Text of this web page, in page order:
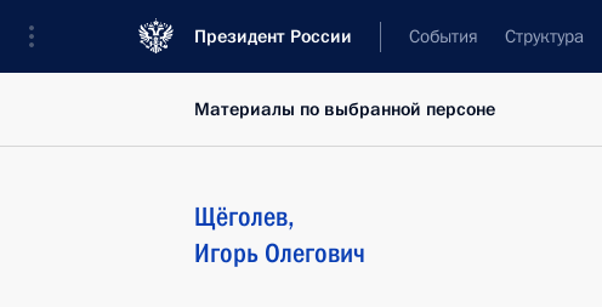
Президент России События Структура
Материалы по выбранной персоне
Щёголев,
Игорь Олегович